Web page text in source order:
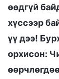
өөдгүй
хүссээр
үү дээ!
орхисон: